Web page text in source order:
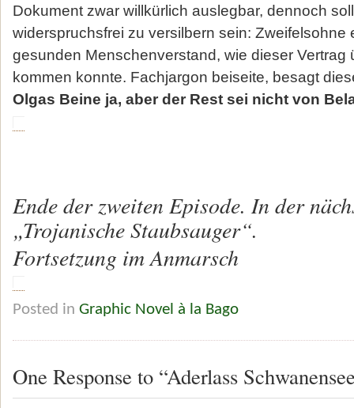
Dokument zwar willkürlich auslegbar, dennoch
widerspruchsfrei zu versilbern sein: Zweifelsohne
gesunden Menschenverstand, wie dieser Vertrag
kommen konnte. Fachjargon beiseite, besagt
Olgas Beine ja, aber der Rest sei nicht von
Ende der zweiten Episode. In der
„Trojanische Staubsauger“.
Fortsetzung im Anmarsch
Posted in Graphic Novel à la Bago
One Response to “Aderlass